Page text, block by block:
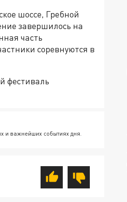
шоссе, Гребной
завершилось на
часть
соревнуются в
фестиваль
и важнейших событиях дня.